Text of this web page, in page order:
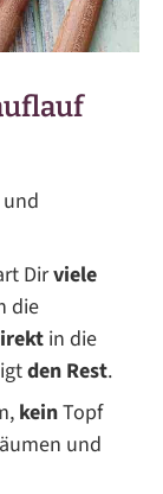
und
Dirviele
die
in die
den Rest.
keinTopf
und